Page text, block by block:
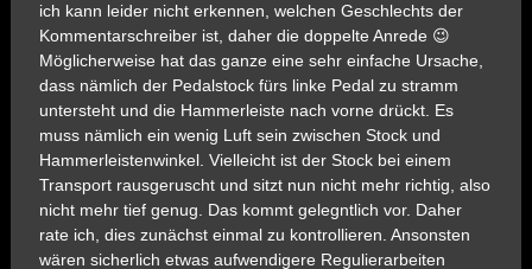
ich kann leider nicht erkennen, welchen Geschlechts der
Kommentarschreiber ist, daher die doppelte Anrede 😉
Möglicherweise hat das ganze eine sehr einfache Ursache,
dass nämlich der Pedalstock fürs linke Pedal zu stramm
untersteht und die Hammerleiste nach vorne drückt. Es
muss nämlich ein wenig Luft sein zwischen Stock und
Hammerleistenwinkel. Vielleicht ist der Stock bei einem
Transport rausgeruscht und sitzt nun nicht mehr richtig, also
nicht mehr tief genug. Das kommt gelegntlich vor. Daher
rate ich, dies zunächst einmal zu kontrollieren. Ansonsten
wären sicherlich etwas aufwendigere Regulierarbeiten